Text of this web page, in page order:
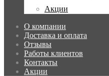
Акции
О компании
Доставка и оплата
Отзывы
Работы клиентов
Контакты
Акции